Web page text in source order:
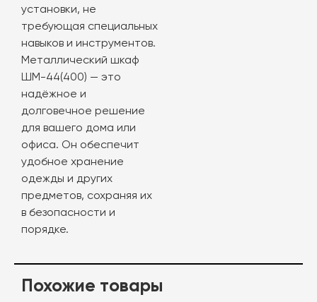
установки, не
требующая специальных
навыков и инструментов.
Металлический шкаф
ШМ-44(400) — это
надёжное и
долговечное решение
для вашего дома или
офиса. Он обеспечит
удобное хранение
одежды и других
предметов, сохраняя их
в безопасности и
порядке.
Похожие товары